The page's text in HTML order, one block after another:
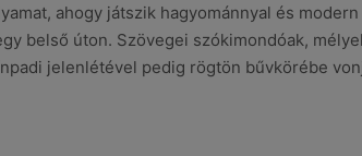
ahogy játszik hagyománnyal és
belső úton. Szövegei szókimondóak,
jelenlétével pedig rögtön bűvkörébe